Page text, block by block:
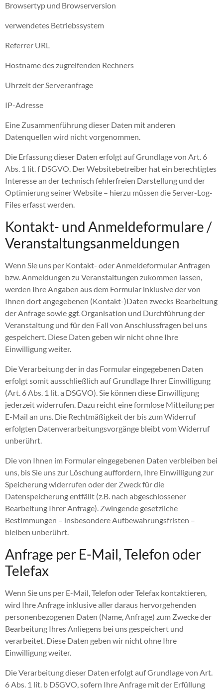
Browsertyp und Browserversion
verwendetes Betriebssystem
Referrer URL
Hostname des zugreifenden Rechners
Uhrzeit der Serveranfrage
IP-Adresse
Eine Zusammenführung dieser Daten mit anderen
Datenquellen wird nicht vorgenommen.
Die Erfassung dieser Daten erfolgt auf Grundlage von Art. 6
Abs. 1 lit. f DSGVO. Der Websitebetreiber hat ein berechtigtes
Interesse an der technisch fehlerfreien Darstellung und der
Optimierung seiner Website – hierzu müssen die Server-Log-
Files erfasst werden.
Kontakt- und Anmeldeformulare /
Veranstaltungsanmeldungen
Wenn Sie uns per Kontakt- oder Anmeldeformular Anfragen
bzw. Anmeldungen zu Veranstaltungen zukommen lassen,
werden Ihre Angaben aus dem Formular inklusive der von
Ihnen dort angegebenen (Kontakt-)Daten zwecks Bearbeitung
der Anfrage sowie ggf. Organisation und Durchführung der
Veranstaltung und für den Fall von Anschlussfragen bei uns
gespeichert. Diese Daten geben wir nicht ohne Ihre
Einwilligung weiter.
Die Verarbeitung der in das Formular eingegebenen Daten
erfolgt somit ausschließlich auf Grundlage Ihrer Einwilligung
(Art. 6 Abs. 1 lit. a DSGVO). Sie können diese Einwilligung
jederzeit widerrufen. Dazu reicht eine formlose Mitteilung per
E-Mail an uns. Die Rechtmäßigkeit der bis zum Widerruf
erfolgten Datenverarbeitungsvorgänge bleibt vom Widerruf
unberührt.
Die von Ihnen im Formular eingegebenen Daten verbleiben bei
uns, bis Sie uns zur Löschung auffordern, Ihre Einwilligung zur
Speicherung widerrufen oder der Zweck für die
Datenspeicherung entfällt (z.B. nach abgeschlossener
Bearbeitung Ihrer Anfrage). Zwingende gesetzliche
Bestimmungen – insbesondere Aufbewahrungsfristen –
bleiben unberührt.
Anfrage per E-Mail, Telefon oder
Telefax
Wenn Sie uns per E-Mail, Telefon oder Telefax kontaktieren,
wird Ihre Anfrage inklusive aller daraus hervorgehenden
personenbezogenen Daten (Name, Anfrage) zum Zwecke der
Bearbeitung Ihres Anliegens bei uns gespeichert und
verarbeitet. Diese Daten geben wir nicht ohne Ihre
Einwilligung weiter.
Die Verarbeitung dieser Daten erfolgt auf Grundlage von Art.
6 Abs. 1 lit. b DSGVO, sofern Ihre Anfrage mit der Erfüllung